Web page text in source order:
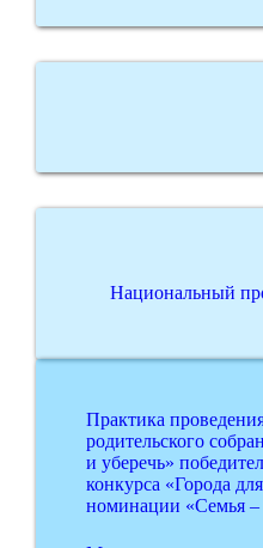
Национальный
Практика
родительского
и уберечь»
конкурса «Города
номинации «Семья –